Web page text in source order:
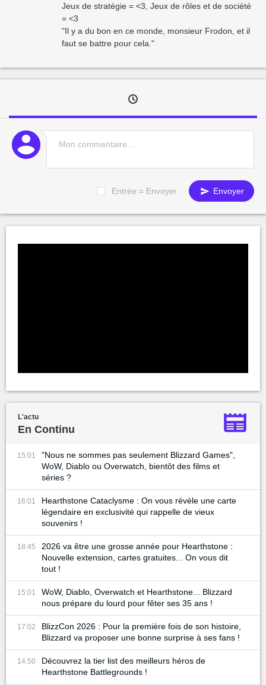
Jeux de stratégie = <3, Jeux de rôles et de société
= <3
"Il y a du bon en ce monde, monsieur Frodon, et il
faut se battre pour cela."
Entrée = Envoyer Envoyer
L'actu
En Continu
15:01
"Nous ne sommes pas seulement Blizzard Games",
WoW, Diablo ou Overwatch, bientôt des films et
séries ?
16:01
Hearthstone Cataclysme : On vous révèle une carte
légendaire en exclusivité qui rappelle de vieux
souvenirs !
18:45
2026 va être une grosse année pour Hearthstone :
Nouvelle extension, cartes gratuites... On vous dit
tout !
15:01
WoW, Diablo, Overwatch et Hearthstone... Blizzard
nous prépare du lourd pour fêter ses 35 ans !
17:02
BlizzCon 2026 : Pour la première fois de son histoire,
Blizzard va proposer une bonne surprise à ses fans !
14:50
Découvrez la tier list des meilleurs héros de
Hearthstone Battlegrounds !